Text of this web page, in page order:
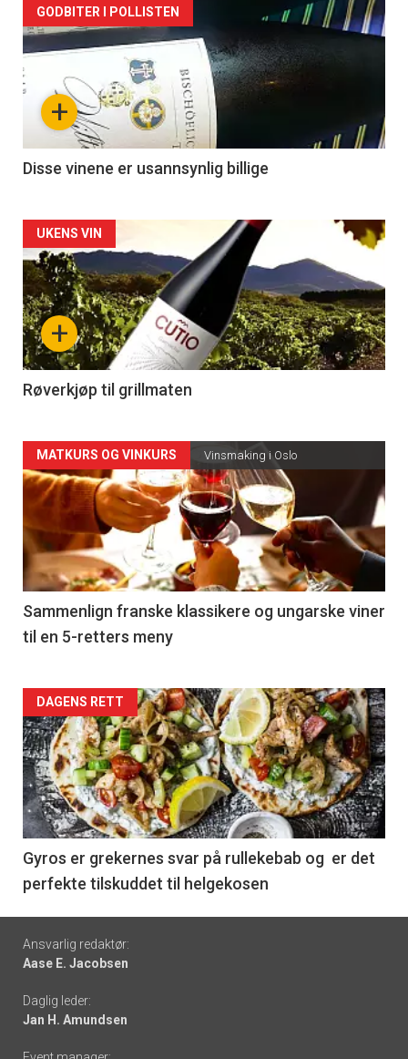
Forsiden
akkurat
nå
3
+
GODBITER I POLLISTEN
Disse vinene er usannsynlig billige
Forsiden
akkurat
nå
-
4
+
UKENS VIN
Røverkjøp til grillmaten
Forsiden
akkurat
nå
-
5
MATKURS OG VINKURS Vinsmaking i Oslo
Sammenlign franske klassikere og ungarske viner
til en 5-retters meny
Forsiden
akkurat
nå
-
6
DAGENS RETT
Gyros er grekernes svar på rullekebab og er det
perfekte tilskuddet til helgekosen
Footer
-
links
Ansvarlig redaktør:
Aase E. Jacobsen
Daglig leder:
Jan H. Amundsen